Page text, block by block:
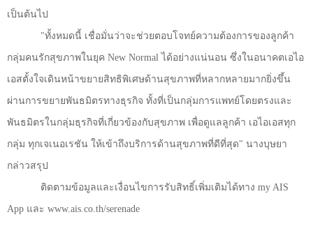
เป็นต้นไป
"ทั้งหมดนี้ เชื่อมั่นว่าจะช่วยตอบโจทย์ความต้องการของลูกค้า
กลุ่มคนรักสุขภาพในยุค New Normal ได้อย่างแน่นอน ซึ่งในอนาคตเอไอ
เอสตั้งใจเดินหน้าขยายสิทธิพิเศษด้านสุขภาพที่หลากหลายมากยิ่งขึ้น
ผ่านการขยายพันธมิตรทางธุรกิจ ทั้งที่เป็นกลุ่มการแพทย์โดยตรงและ
พันธมิตรในกลุ่มธุรกิจที่เกี่ยวข้องกับสุขภาพ เพื่อดูแลลูกค้า เอไอเอสทุก
กลุ่ม ทุกเจเนอเรชัน ให้เข้าถึงบริการด้านสุขภาพที่ดีที่สุด" นางบุษยา
กล่าวสรุป
ติดตามข้อมูลและเงื่อนไขการรับสิทธิ์เพิ่มเติมได้ทาง my AIS
App และ www.ais.co.th/serenade